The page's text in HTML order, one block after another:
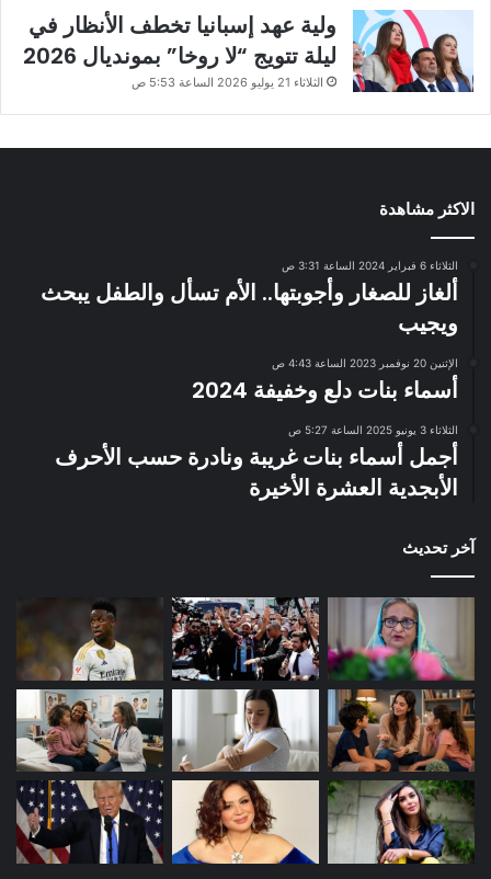
ولية عهد إسبانيا تخطف الأنظار في
ليلة تتويج “لا روخا” بمونديال 2026
الثلاثاء 21 يوليو 2026 الساعة 5:53 ص
الاكثر مشاهدة
الثلاثاء 6 فبراير 2024 الساعة 3:31 ص
ألغاز للصغار وأجوبتها.. الأم تسأل والطفل يبحث
ويجيب
الإثنين 20 نوفمبر 2023 الساعة 4:43 ص
أسماء بنات دلع وخفيفة 2024
الثلاثاء 3 يونيو 2025 الساعة 5:27 ص
أجمل أسماء بنات غريبة ونادرة حسب الأحرف
الأبجدية العشرة الأخيرة
آخر تحديث